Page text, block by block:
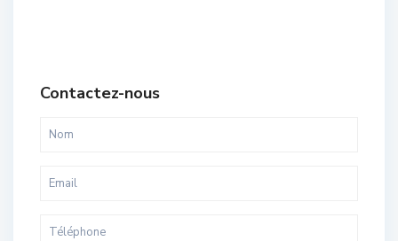
Contactez-nous